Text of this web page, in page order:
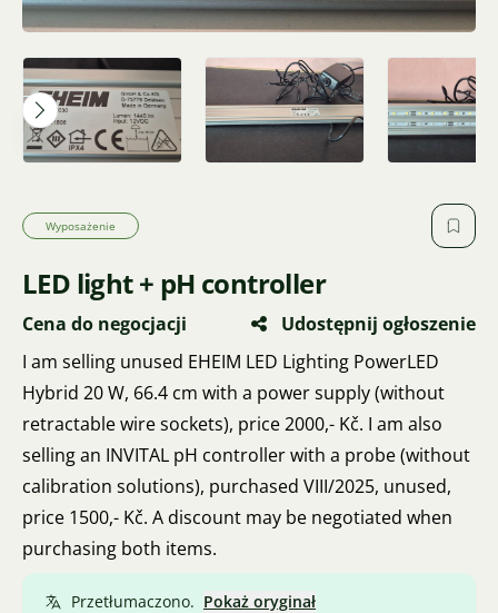
Wyposażenie
LED light + pH controller
Cena do negocjacji
Udostępnij ogłoszenie
I am selling unused EHEIM LED Lighting PowerLED
Hybrid 20 W, 66.4 cm with a power supply (without
retractable wire sockets), price 2000,- Kč. I am also
selling an INVITAL pH controller with a probe (without
calibration solutions), purchased VIII/2025, unused,
price 1500,- Kč. A discount may be negotiated when
purchasing both items.
Przetłumaczono. Pokaż oryginał